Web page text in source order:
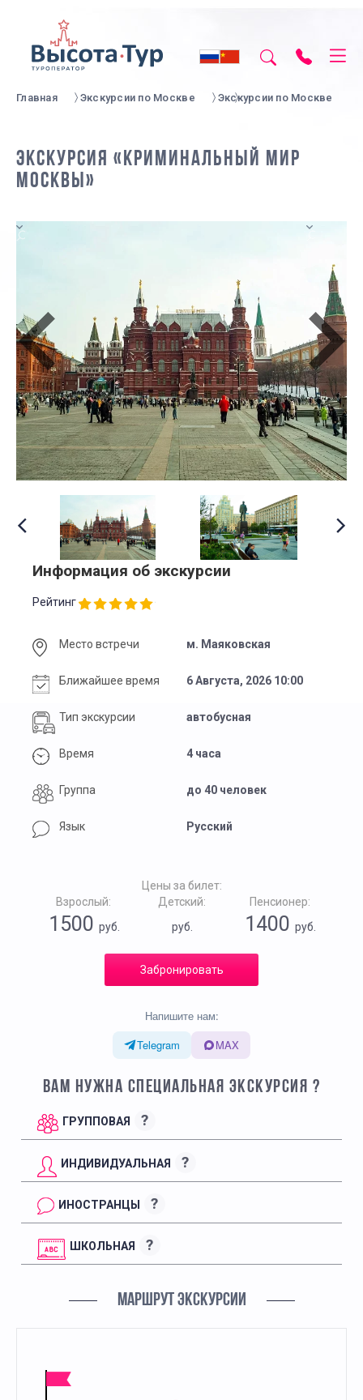
Главная Экскурсии по Москве Экскурсии по Москве
ЭКСКУРСИЯ «КРИМИНАЛЬНЫЙ МИР
МОСКВЫ»
Информация об экскурсии
Рейтинг
Место встречи м. Маяковская
Ближайшее время 6 Августа, 2026 10:00
Тип экскурсии автобусная
Время 4 часа
Группа до 40 человек
Язык Русский
Цены за билет:
Взрослый:
1500 руб.
Детский:
руб.
Пенсионер:
1400руб.
Забронировать
Напишите нам:
Telegram
MAX
ВАМ НУЖНА СПЕЦИАЛЬНАЯ ЭКСКУРСИЯ ?
ГРУППОВАЯ ?
ИНДИВИДУАЛЬНАЯ ?
ИНОСТРАНЦЫ ?
ШКОЛЬНАЯ ?
МАРШРУТ ЭКСКУРСИИ